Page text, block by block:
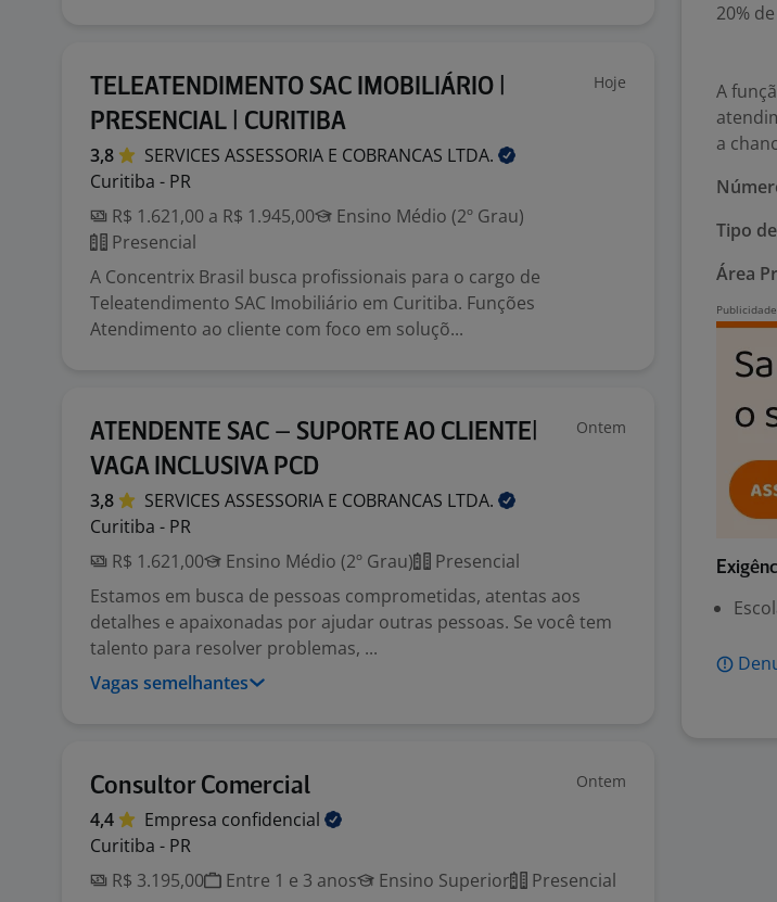
TELEATENDIMENTO SAC IMOBILIÁRIO |
PRESENCIAL | CURITIBA
Hoje
3,8 SERVICES ASSESSORIA E COBRANCAS LTDA.
Curitiba - PR
R$ 1.621,00 a R$ 1.945,00
Ensino Médio (2º Grau)
Presencial
A Concentrix Brasil busca profissionais para o cargo de
Teleatendimento SAC Imobiliário em Curitiba. Funções
Atendimento ao cliente com foco em soluçõ...
ATENDENTE SAC – SUPORTE AO CLIENTE|
VAGA INCLUSIVA PCD
Ontem
3,8 SERVICES ASSESSORIA E COBRANCAS LTDA.
Curitiba - PR
R$ 1.621,00
Ensino Médio (2º Grau)
Presencial
Estamos em busca de pessoas comprometidas, atentas aos
detalhes e apaixonadas por ajudar outras pessoas. Se você tem
talento para resolver problemas, ...
Vagas semelhantes
Consultor Comercial Ontem
4,4 Empresa confidencial
Curitiba - PR
R$ 3.195,00
Entre 1 e 3 anos Ensino Superior
Presencial
20%
A
a
Tipo
Área